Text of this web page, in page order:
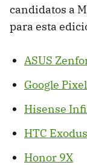
candidatos a
para esta
ASUS
Google
Hisense
HTC
Honor 9X